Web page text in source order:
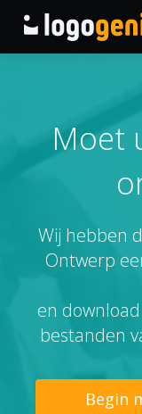
AI
Logo-ideeën
Gedrukte
Over
Blog
Moet
Wij hebben
Ontwerp
en
bestanden
Begin